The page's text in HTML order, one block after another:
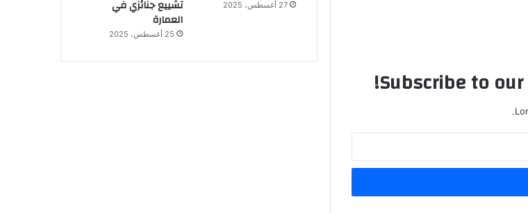
Subscribe to
27 أغسطس، 2025
تشييع جنائزي في
العمارة
25 أغسطس، 2025